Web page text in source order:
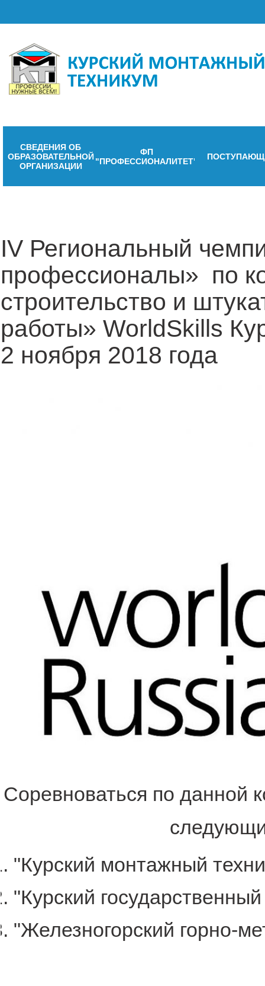
СВЕДЕНИЯ ОБ
ОБРАЗОВАТЕЛЬНОЙ
ОРГАНИЗАЦИИ
ФП
"ПРОФЕССИОНАЛИТЕТ"
IV Региональный
профессионалы» по
строительство и
работы» WorldSkills
2 ноября 2018 года
Соревноваться по данной
"Курский монтажный
"Курский
"Железногорский горно-